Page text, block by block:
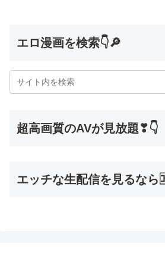
エロ漫画を検索👇🔎
超高画質のAVが見放題❣👇
エッチな生配信を見るなら